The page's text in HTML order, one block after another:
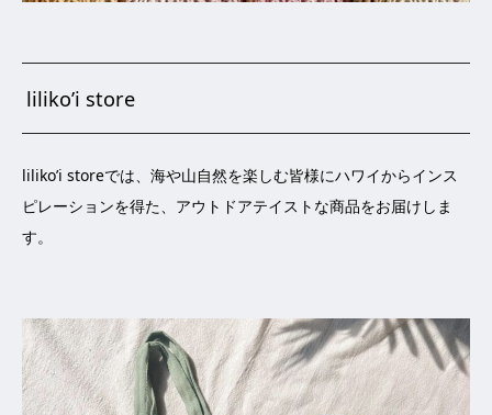
liliko’i store
liliko’i storeでは、海や山自然を楽しむ皆様にハワイからインス
ピレーションを得た、アウトドアテイストな商品をお届けしま
す。